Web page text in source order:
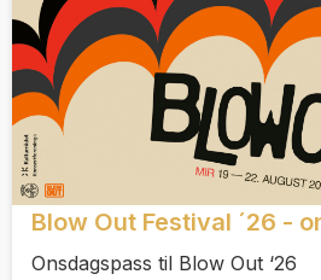
Blow Out Festival ´26 -
Onsdagspass til Blow Out ‘26